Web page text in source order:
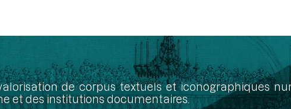
de corpus textuels et iconographiques
et des institutions documentaires.